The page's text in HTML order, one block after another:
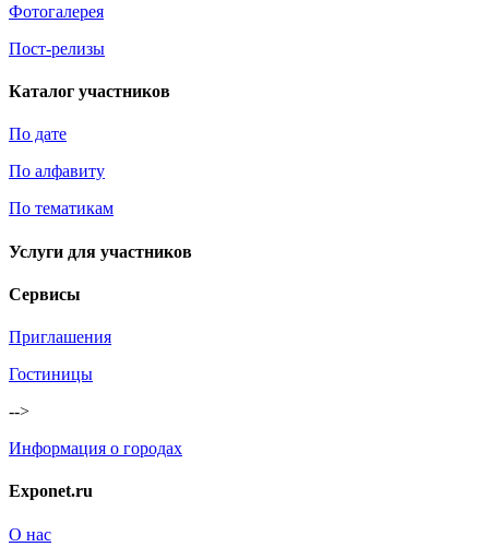
Фотогалерея
Пост-релизы
Каталог участников
По дате
По алфавиту
По тематикам
Услуги для участников
Сервисы
Приглашения
Гостиницы
-->
Информация о городах
Exponet.ru
О нас